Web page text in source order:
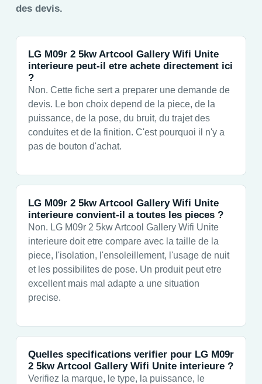
des devis.
LG M09r 2 5kw Artcool Gallery Wifi Unite
interieure peut-il etre achete directement ici
?
Non. Cette fiche sert a preparer une demande de
devis. Le bon choix depend de la piece, de la
puissance, de la pose, du bruit, du trajet des
conduites et de la finition. C'est pourquoi il n'y a
pas de bouton d'achat.
LG M09r 2 5kw Artcool Gallery Wifi Unite
interieure convient-il a toutes les pieces ?
Non. LG M09r 2 5kw Artcool Gallery Wifi Unite
interieure doit etre compare avec la taille de la
piece, l'isolation, l'ensoleillement, l'usage de nuit
et les possibilites de pose. Un produit peut etre
excellent mais mal adapte a une situation
precise.
Quelles specifications verifier pour LG M09r
2 5kw Artcool Gallery Wifi Unite interieure ?
Verifiez la marque, le type, la puissance, le